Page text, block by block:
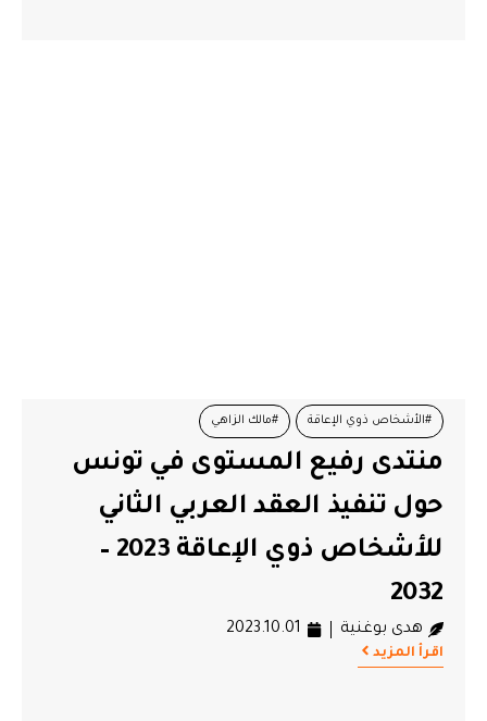
#الأشخاص ذوي الإعاقة #مالك الزاهي
#وزارة الشؤون الاجتماعية
منتدى رفيع المستوى في تونس
حول تنفيذ العقد العربي الثاني
للأشخاص ذوي الإعاقة 2023 –
2032
هدى بوغنية 2023.10.01
اقرأ المزيد